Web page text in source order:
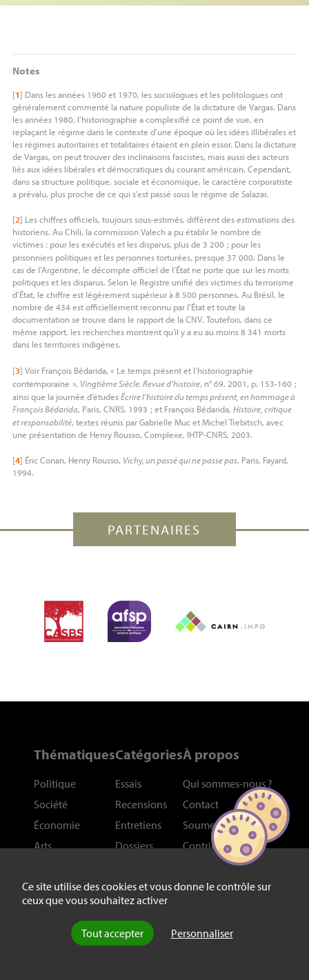
Ce site utilise des cookies et vous donne le contrôle sur
ceux que vous souhaitez activer
Tout accepter Personnaliser
Notes
[1] Dans les années 1960 et 1970, les sociologues et les politologues ont
généralement commenté la nature populiste de la dictature de Vargas. Dans
les années 1980, l’historiographie a complexifié ce point de vue, en
replaçant le régime dans le contexte d’une époque où les idées illibérales et
les régimes autoritaires et totalitaires étaient en plein essor. Dans la dictature
de Vargas, on peut trouver des inclinaisons fascistes, mais aussi des acteurs
liés aux idées libérales et démocratiques du courant américain. Cependant,
dans sa structure politique, sociale et économique, le caractère corporatiste
a prévalu, plus proche de ce qui s’est passé sous le régime de Salazar.
[2] Les chiffres officiels, toujours sous-estimés, diffèrent des estimations des
historiens. Au Chili, la commission Valech a pu établir le nombre de
victimes : pour les exécutés et les disparus, plus de 3 200 ; pour les
prisonniers politiques et les personnes torturées, presque 37 000. Dans le
cas de l’Argentine, le décompte officiel de l’État ne porte que sur les morts
politiques et les disparus. Selon le Registre unifié des victimes du terrorisme
d’État, le chiffre est légèrement supérieur à 8 500 personnes. Au Brésil, le
nombre de 434 est officiellement reconnu par l’État et toute la
documentation se trouve dans le rapport de laCNV. Toutefois, dans ce
même rapport, les recherches montrent qu’il y a eu au moins 8 341 morts
dans les territoires indigènes.
[3] Voir François Bédarida, « Le temps présent et l’historiographie
contemporaine », Vingtième Siècle. Revue d’histoire, n° 69, 2001, p. 153-160 ;
ainsi que la journée d’étudesÉcrire l’histoire du temps présent, en hommage à
François Bédarida, Paris, CNRS, 1993 ; et François Bédarida, Histoire, critique
et responsabilité, textes réunis par Gabrielle Muc et Michel Trebitsch, avec
une présentation de Henry Rousso, Complexe, IHTP-CNRS, 2003.
[4] Éric Conan, Henry Rousso, Vichy, un passé qui ne passe pas, Paris, Fayard,
1994.
PARTENAIRES
Thématiques
Politique
Société
Économie
Arts
Philosophie
Histoire
Sciences
Catégories
Essais
Recensions
Entretiens
Dossiers
À propos
Qui sommes-nous ?
Contact
Soumettre un article
Contributeurs
Plan du site